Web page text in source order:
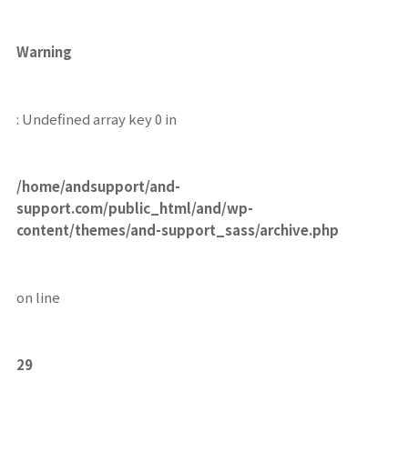
Warning
: Undefined array key 0 in
/home/andsupport/and-
support.com/public_html/and/wp-
content/themes/and-support_sass/archive.php
on line
29